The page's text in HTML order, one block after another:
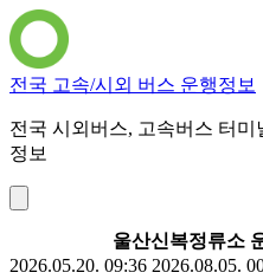
전국 고속/시외 버스 운행정보
전국 시외버스, 고속버스 터
정보
울산신복정류소
2026.05.20. 09:36 2026.08.05.